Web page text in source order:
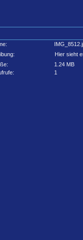
Hier sieht
1.24 MB
1